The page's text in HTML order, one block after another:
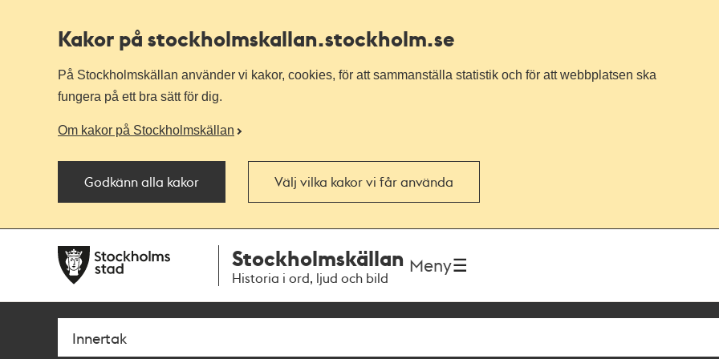
Kakor på stockholmskallan.stockholm.se
På Stockholmskällan använder vi kakor, cookies, för att sammanställa statistik och för att webbplatsen ska
fungera på ett bra sätt för dig.
Om kakor på Stockholmskällan
Godkänn alla kakor Välj vilka kakor vi får använda
navigationen
huvudinnehållet
Stockholmskällan
Historia i ord, ljud och bild
Meny
Sök